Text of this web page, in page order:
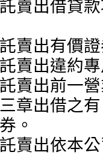
賣出借貸
賣出有價
賣出違約
賣出前一
章出借之有
賣出依本